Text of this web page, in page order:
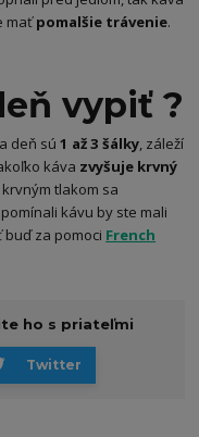
maťpomalšie trávenie.
vypiť ?
deň sú1 až 3 šálky, záleží
káva zvyšuje krvný
tlakom sa
kávu by ste mali
za pomoci French
ho s priateľmi
Twitter